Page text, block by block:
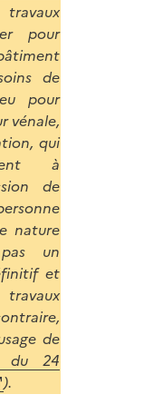
pour
de
pour
vénale,
qui
à
de
nature
un
et
de
du 24
).